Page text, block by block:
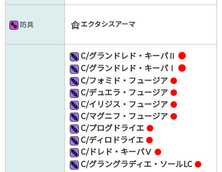
防具 エクタシスアーマ
C/グランドレド・キーパⅡ ●
C/グランドレド・キーパⅠ ●
C/フォミド・フュージア ●
C/デュエラ・フュージア ●
C/イリジス・フュージア ●
C/マグニフ・フュージア ●
C/プログドライエ ●
C/ディロドライエ ●
C/ドレド・キーパⅤ ●
C/グラングラディエ・ソールLC ●